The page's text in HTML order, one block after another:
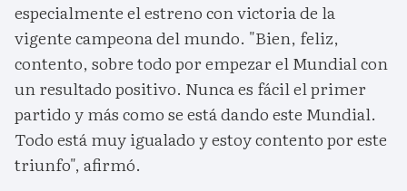
especialmente el estreno con victoria de la
vigente campeona del mundo. "Bien, feliz,
contento, sobre todo por empezar el Mundial con
un resultado positivo. Nunca es fácil el primer
partido y más como se está dando este Mundial.
Todo está muy igualado y estoy contento por este
triunfo", afirmó.